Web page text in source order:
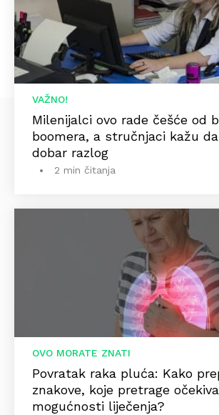
VAŽNO!
Milenijalci ovo rade češće od
boomera, a stručnjaci kažu
dobar razlog
2 min čitanja
OVO MORATE ZNATI
Povratak raka pluća: Kako
znakove, koje pretrage
mogućnosti liječenja?